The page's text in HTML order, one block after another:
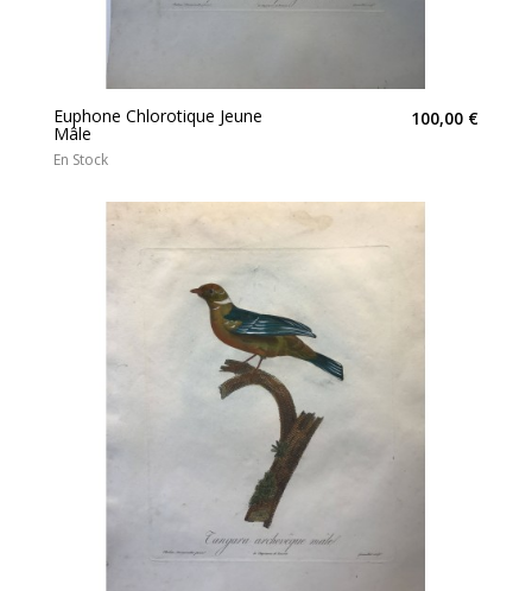
Euphone Chlorotique Jeune
Mâle
100,00 €
En Stock